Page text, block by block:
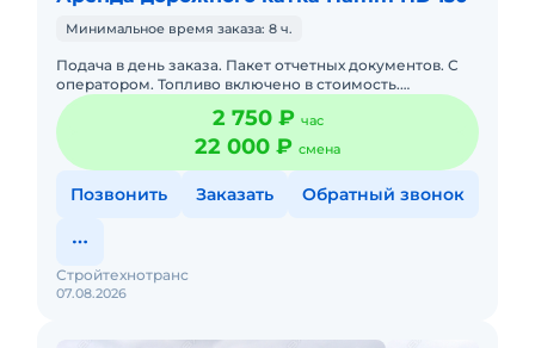
Минимальное время заказа: 8 ч.
Подача в день заказа. Пакет отчетных документов. С
оператором. Топливо включено в стоимость.
Краткосрочная аренда. Долгосрочная аренда. Техника
с малой наработк
2 750 ₽ час
22 000 ₽ смена
Позвонить Заказать Обратный звонок
07.08.2026
Стройтехнотранс